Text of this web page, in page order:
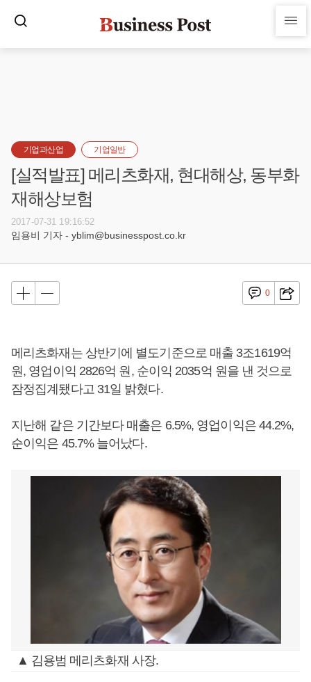
기업과산업 기업일반
[실적발표] 메리츠화재, 현대해상, 동부화
재해상보험
2017-07-31 19:16:52
임용비 기자 - yblim@businesspost.co.kr
0
메리츠화재는 상반기에 별도기준으로 매출 3조1619억
원, 영업이익 2826억 원, 순이익 2035억 원을 낸 것으로
잠정집계됐다고 31일 밝혔다.
지난해 같은 기간보다 매출은 6.5%, 영업이익은 44.2%,
순이익은 45.7% 늘어났다.
▲ 김용범 메리츠화재 사장.